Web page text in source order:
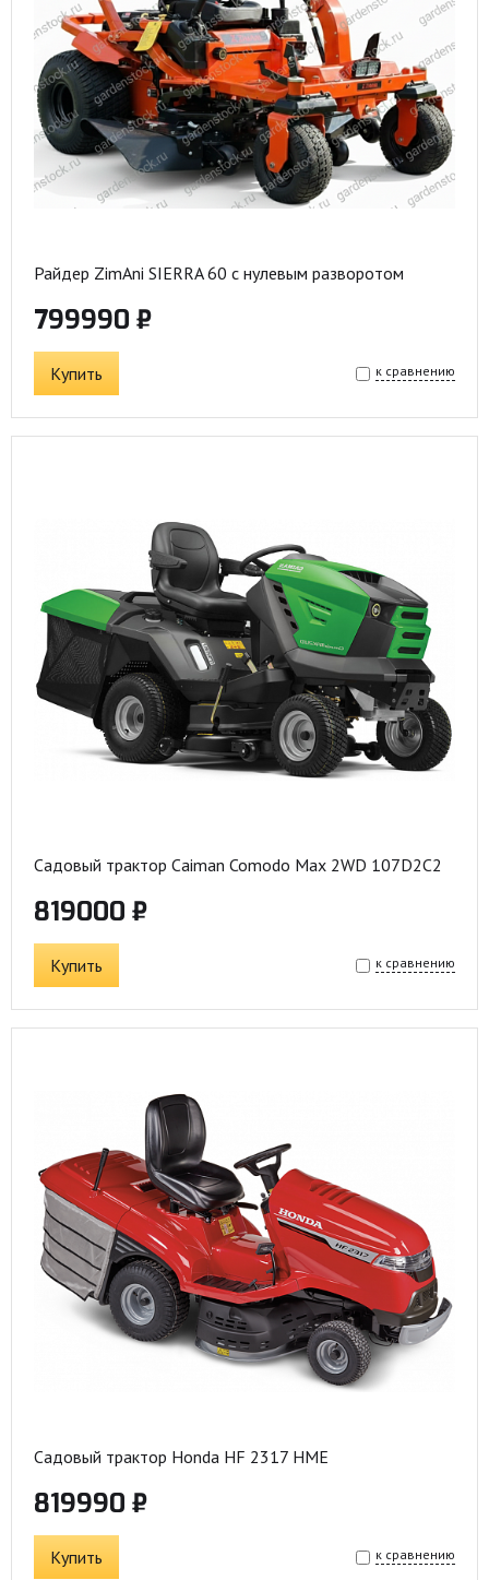
Райдер ZimAni SIERRA 60 с нулевым разворотом
799990 ₽
Купить к сравнению
Садовый трактор Caiman Comodo Max 2WD 107D2C2
819000 ₽
Купить к сравнению
Садовый трактор Honda HF 2317 HME
819990 ₽
Купить к сравнению